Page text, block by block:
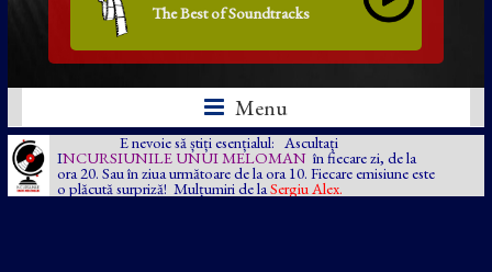
The Best of Soundtracks
Menu
E nevoie să știți esențialul: Ascultați
INCURSIUNILE UNUI MELOMAN în fiecare zi, de la
ora 20. Sau în ziua următoare de la ora 10. Fiecare emisiune este
o plăcută surpriză! Mulțumiri de la Sergiu Alex.